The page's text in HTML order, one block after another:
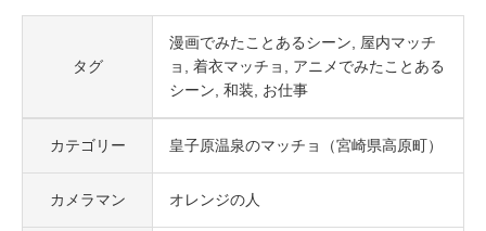
タグ
漫画でみたことあるシーン
屋内マッチ
ョ
着衣マッチョ
アニメでみたことある
シーン 和装 お仕事
カテゴリー 皇子原温泉のマッチョ（宮崎県高原町）
カメラマン オレンジの人